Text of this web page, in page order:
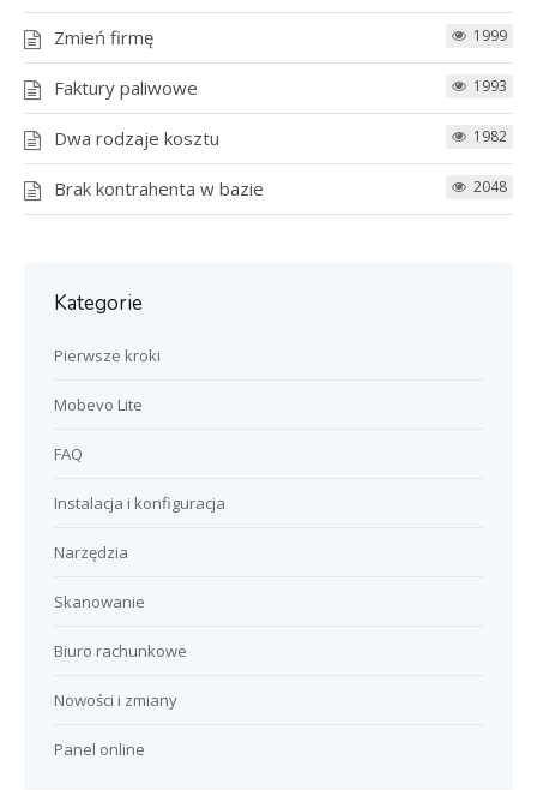
Zmień firmę 1999
Faktury paliwowe 1993
Dwa rodzaje kosztu 1982
Brak kontrahenta w bazie 2048
Kategorie
Pierwsze kroki
Mobevo Lite
FAQ
Instalacja i konfiguracja
Narzędzia
Skanowanie
Biuro rachunkowe
Nowości i zmiany
Panel online